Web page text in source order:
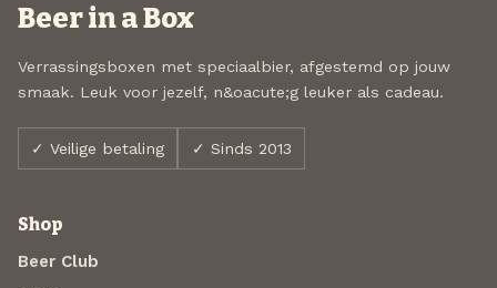
Beer in a Box
Verrassingsboxen met speciaalbier, afgestemd op jouw
smaak. Leuk voor jezelf, n&oacute;g leuker als cadeau.
✓ Veilige betaling ✓ Sinds 2013
Shop
Beer Club